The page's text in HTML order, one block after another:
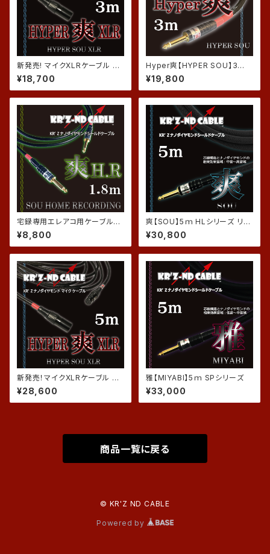
新発売! マイクXLRケーブル HY
PER爽XLR【HYPER SOU XL
R】3ｍ HHLシリーズ
¥18,700
Hyper爽【HYPER SOU】3ｍ
HHLシリーズ
¥19,800
宅録専用エレアコ用ケーブル
爽H.R【SOU HOME RECORD
ING】1.8ｍ
¥8,800
爽【SOU】5ｍ HLシリーズ リニ
ューアル（被覆スリーブ黒に変
更）
¥30,800
新発売！マイクXLRケーブル HY
PER爽XLR【HYPER SOU XL
R】5ｍ HHLシリーズ
¥28,600
雅【MIYABI】5ｍ SPシリーズ
¥33,000
商品一覧に戻る
© KR'Z ND CABLE
Powered by